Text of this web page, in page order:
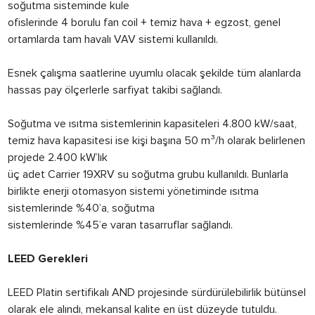
soğutma sisteminde kule
ofislerinde 4 borulu fan coil + temiz hava + egzost, genel
ortamlarda tam havalı VAV sistemi kullanıldı.
Esnek çalışma saatlerine uyumlu olacak şekilde tüm alanlarda
hassas pay ölçerlerle sarfiyat takibi sağlandı.
Soğutma ve ısıtma sistemlerinin kapasiteleri 4.800 kW/saat,
temiz hava kapasitesi ise kişi başına 50 m³/h olarak belirlenen
projede 2.400 kW’lık
üç adet Carrier 19XRV su soğutma grubu kullanıldı. Bunlarla
birlikte enerji otomasyon sistemi yönetiminde ısıtma
sistemlerinde %40’a, soğutma
sistemlerinde %45’e varan tasarruflar sağlandı.
LEED Gerekleri
LEED Platin sertifikalı AND projesinde sürdürülebilirlik bütünsel
olarak ele alındı, mekansal kalite en üst düzeyde tutuldu.